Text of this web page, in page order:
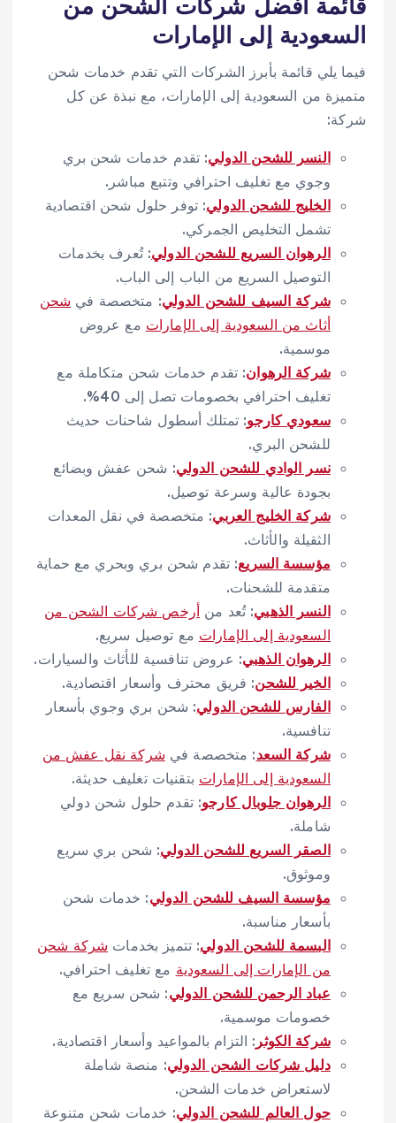
قائمة أفضل شركات الشحن من
السعودية إلى الإمارات
فيما يلي قائمة بأبرز الشركات التي تقدم خدمات شحن
متميزة من السعودية إلى الإمارات، مع نبذة عن كل
شركة:
النسر للشحن الدولي: تقدم خدمات شحن بري
وجوي مع تغليف احترافي وتتبع مباشر.
الخليج للشحن الدولي: توفر حلول شحن اقتصادية
تشمل التخليص الجمركي.
الرهوان السريع للشحن الدولي: تُعرف بخدمات
التوصيل السريع من الباب إلى الباب.
شركة السيف للشحن الدولي: متخصصة في شحن
أثاث من السعودية إلى الإمارات مع عروض
موسمية.
شركة الرهوان: تقدم خدمات شحن متكاملة مع
تغليف احترافي بخصومات تصل إلى 40%.
سعودي كارجو: تمتلك أسطول شاحنات حديث
للشحن البري.
نسر الوادي للشحن الدولي: شحن عفش وبضائع
بجودة عالية وسرعة توصيل.
شركة الخليج العربي: متخصصة في نقل المعدات
الثقيلة والأثاث.
مؤسسة السريع: تقدم شحن بري وبحري مع حماية
متقدمة للشحنات.
النسر الذهبي: تُعد من أرخص شركات الشحن من
السعودية إلى الإمارات مع توصيل سريع.
الرهوان الذهبي: عروض تنافسية للأثاث والسيارات.
الخير للشحن: فريق محترف وأسعار اقتصادية.
الفارس للشحن الدولي: شحن بري وجوي بأسعار
تنافسية.
شركة السعد: متخصصة في شركة نقل عفش من
السعودية إلى الإمارات بتقنيات تغليف حديثة.
الرهوان جلوبال كارجو: تقدم حلول شحن دولي
شاملة.
الصقر السريع للشحن الدولي: شحن بري سريع
وموثوق.
مؤسسة السيف للشحن الدولي: خدمات شحن
بأسعار مناسبة.
البسمة للشحن الدولي: تتميز بخدمات شركة شحن
من الإمارات إلى السعودية مع تغليف احترافي.
عباد الرحمن للشحن الدولي: شحن سريع مع
خصومات موسمية.
شركة الكوثر : التزام بالمواعيد وأسعار اقتصادية.
دليل شركات الشحن الدولي: منصة شاملة
لاستعراض خدمات الشحن.
حول العالم للشحن الدولي: خدمات شحن متنوعة